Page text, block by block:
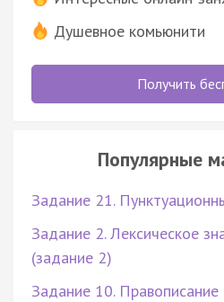
Душевное комьюнити
Получить
Популярные
Задание 21.
Задание 2. Лексическое
(задание 2)
Задание 10. Правописание